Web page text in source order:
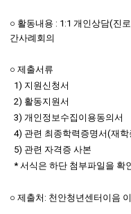
○ 활동내용 : 1:1 개인상담(진
간사례회의
○ 제출서류
1) 지원신청서
2) 활동지원서
3) 개인정보수집이용동의서
4) 관련 최종학력증명서(재학
5) 관련 자격증 사본
* 서식은 하단 첨부파일을 확
○ 제출처: 천안청년센터이음